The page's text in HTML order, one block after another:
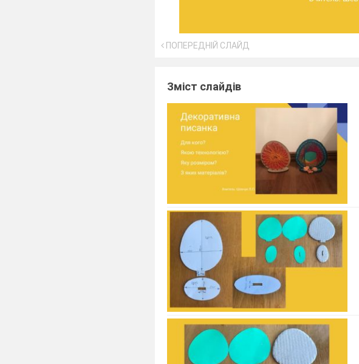
ПОПЕРЕДНІЙ СЛАЙД
Зміст слайдів